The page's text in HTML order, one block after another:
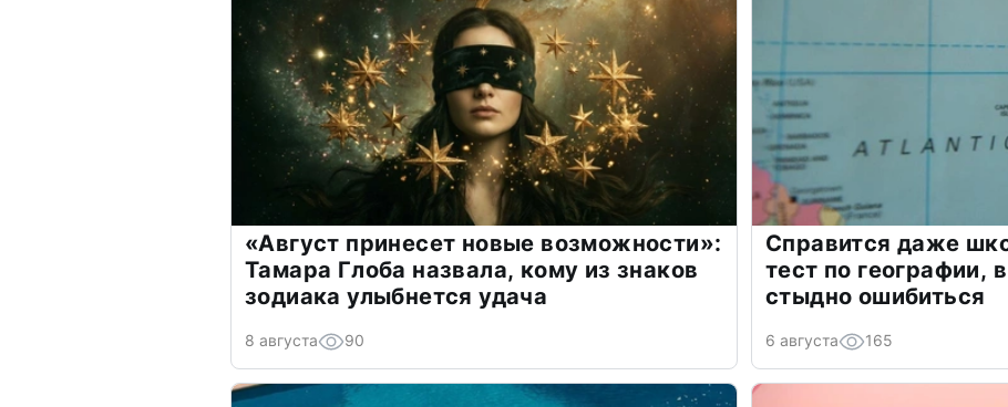
«Август принесет новые возможности»:
Тамара Глоба назвала, кому из знаков
зодиака улыбнется удача
8 августа 90
Справится даже
тест по географии,
стыдно ошибиться
6 августа 165